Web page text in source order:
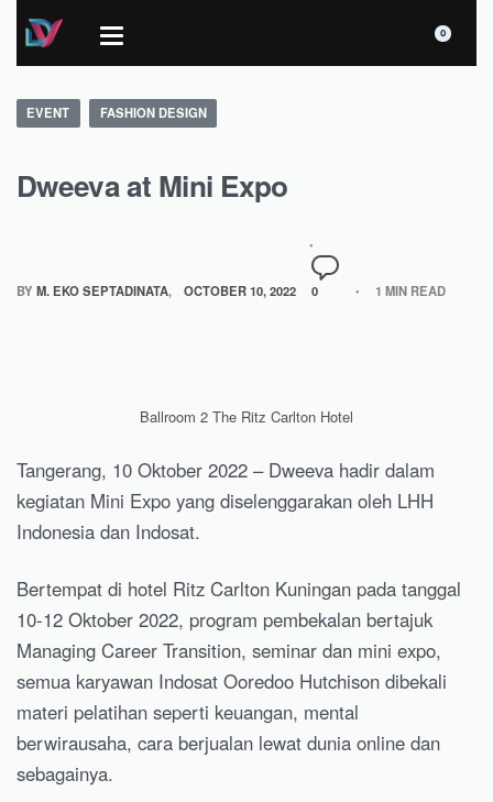
0
EVENT FASHION DESIGN
Dweeva at Mini Expo
BY M. EKO SEPTADINATA OCTOBER 10, 2022 0 1 MIN READ
Ballroom 2 The Ritz Carlton Hotel
Tangerang, 10 Oktober 2022 – Dweeva hadir dalam
kegiatan Mini Expo yang diselenggarakan oleh LHH
Indonesia dan Indosat.
Bertempat di hotel Ritz Carlton Kuningan pada tanggal
10-12 Oktober 2022, program pembekalan bertajuk
Managing Career Transition, seminar dan mini expo,
semua karyawan Indosat Ooredoo Hutchison dibekali
materi pelatihan seperti keuangan, mental
berwirausaha, cara berjualan lewat dunia online dan
sebagainya.